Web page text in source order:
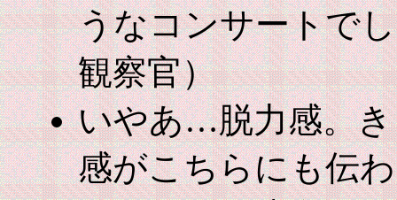
うなコンサートで
観察官）
いやあ…脱力感。
感がこちらにも伝